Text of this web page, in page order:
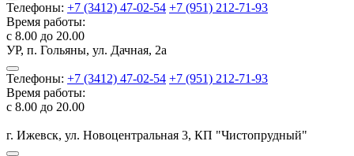
Телефоны: +7 (3412) 47-02-54 +7 (951) 212-71-93
Время работы:
с 8.00 до 20.00
УР, п. Гольяны, ул. Дачная, 2а
Телефоны: +7 (3412) 47-02-54 +7 (951) 212-71-93
Время работы:
с 8.00 до 20.00
г. Ижевск, ул. Новоцентральная 3, КП "Чистопрудный"